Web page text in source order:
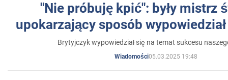
"Nie próbuję kpić": były mistrz
upokarzający sposób
Brytyjczyk wypowiedział się na temat sukcesu
Wiadomości05.03.2025 19:48